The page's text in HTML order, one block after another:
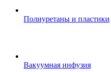
Полиуретаны и пластики
Вакуумная инфузия